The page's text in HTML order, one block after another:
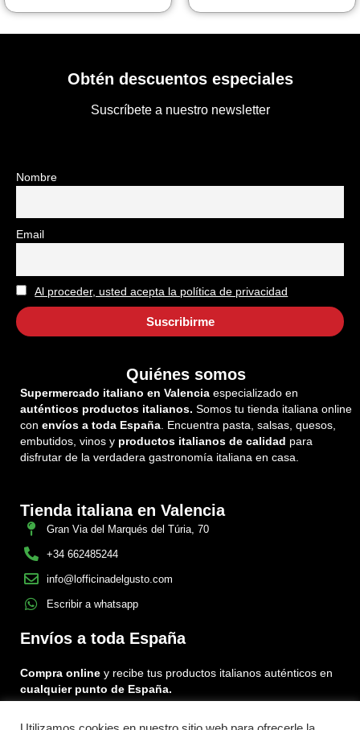
Obtén descuentos especiales
Suscríbete a nuestro newsletter
Nombre
Email
Al proceder, usted acepta la política de privacidad
Quiénes somos
Supermercado italiano en Valencia especializado en
auténticos productos italianos. Somos tu tienda italiana online
con envíos a toda España . Encuentra pasta, salsas, quesos,
embutidos, vinos y productos italianos de calidad para
disfrutar de la verdadera gastronomía italiana en casa.
Tienda italiana en Valencia
Gran Via del Marqués del Túria, 70
+34 662485244
info@lofficinadelgusto.com
Escribir a whatsapp
Envíos a toda España
Compra online y recibe tus productos italianos auténticos en
cualquier punto de España.